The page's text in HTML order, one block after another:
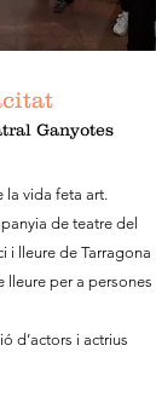
Ganyotes
la vida feta art.
de teatre del
i lleure de Tarragona
lleure per a persones
d’actors i actrius